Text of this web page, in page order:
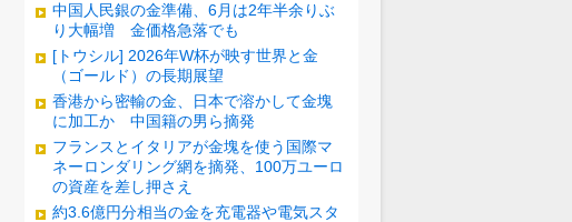
中国人民銀の金準備、6月は2年半余りぶ
り大幅増 金価格急落でも
[トウシル] 2026年W杯が映す世界と金
（ゴールド）の長期展望
香港から密輸の金、日本で溶かして金塊
に加工か 中国籍の男ら摘発
フランスとイタリアが金塊を使う国際マ
ネーロンダリング網を摘発、100万ユーロ
の資産を差し押さえ
約3.6億円分相当の金を充電器や電気スタ